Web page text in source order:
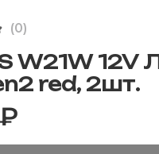
(0)
W21W
red, 2шт.